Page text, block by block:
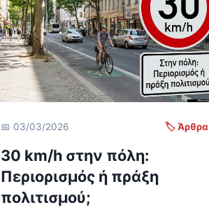
📅 03/03/2026 🏷️ Άρθρα
30 km/h στην πόλη:
Περιορισμός ή πράξη
πολιτισμού;